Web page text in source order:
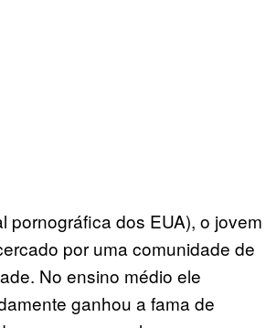
pornográfica dos EUA), o jovem
por uma comunidade de
No ensino médio ele
ganhou a fama de